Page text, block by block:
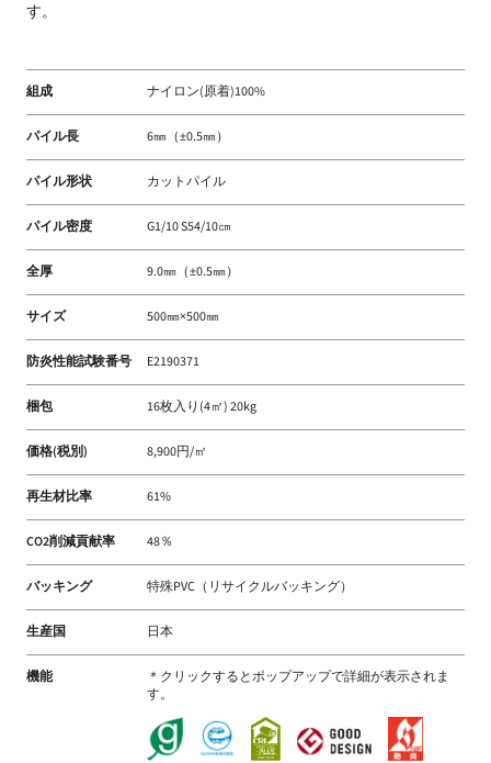
カ
ー
す。
組成 ナイロン(原着)100%
パイル長 6㎜（±0.5㎜）
パイル形状 カットパイル
パイル密度 G1/10 S54/10㎝
全厚 9.0㎜（±0.5㎜）
サイズ 500㎜×500㎜
防炎性能試験番号 E2190371
梱包 16枚入り(4㎡) 20kg
価格(税別) 8,900円/㎡
再生材比率 61%
CO2削減貢献率 48％
バッキング 特殊PVC（リサイクルバッキング）
生産国 日本
機能
＊クリックするとポップアップで詳細が表示されま
す。